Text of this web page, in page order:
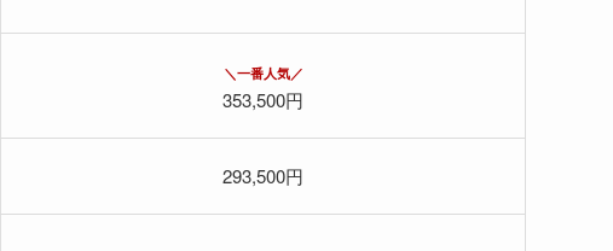
＼一番人気／
353,500円
293,500円